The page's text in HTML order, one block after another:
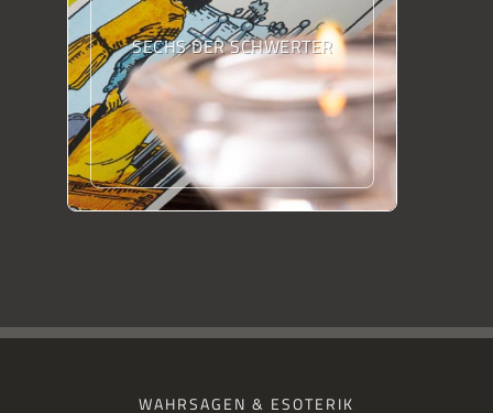
SECHS DER SCHWERTER
WAHRSAGEN & ESOTERIK